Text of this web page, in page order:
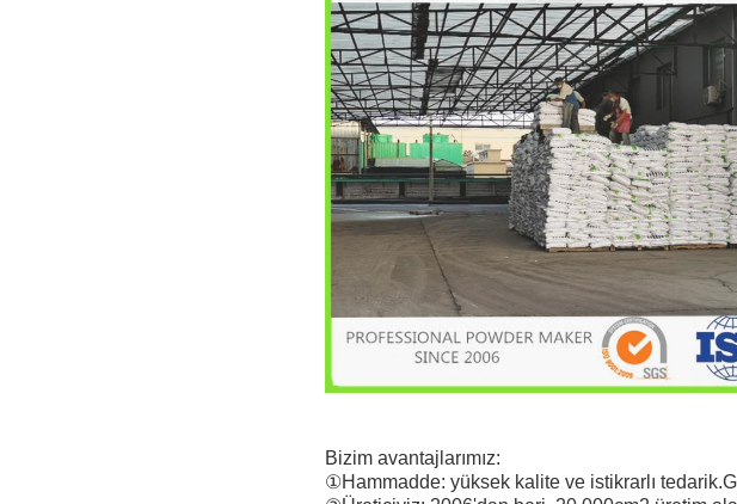
Bizim avantajlarımız:
①Hammadde: yüksek kalite ve istikrarlı